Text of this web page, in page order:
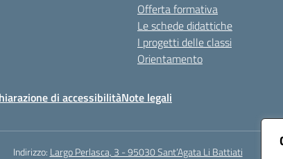
Offerta formativa
Le schede didattiche
I progetti delle classi
Orientamento
di accessibilitàNote legali
Indirizzo: Largo Perlasca, 3 - 95030 Sant’Agata Li Battiati